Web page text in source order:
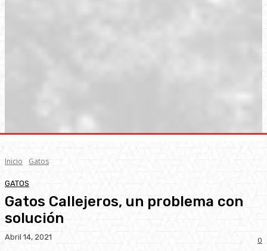
Inicio Gatos
GATOS
Gatos Callejeros, un problema con
solución
Abril 14, 2021 0